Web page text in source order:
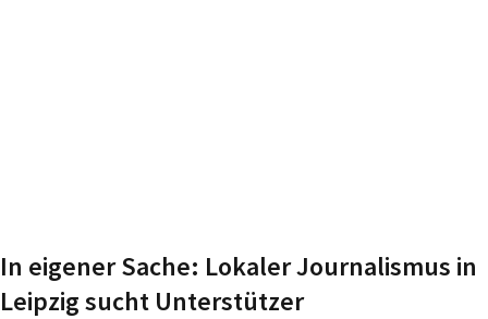
In eigener Sache: Lokaler Journalismus in
Leipzig sucht Unterstützer